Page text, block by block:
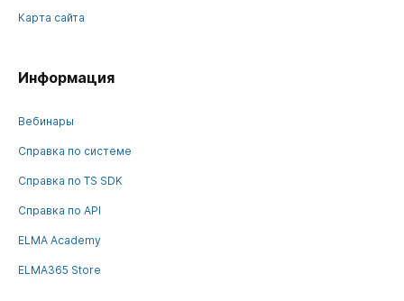
Карта сайта
Информация
Вебинары
Справка по системе
Справка по TS SDK
Справка по API
ELMA Academy
ELMA365 Store